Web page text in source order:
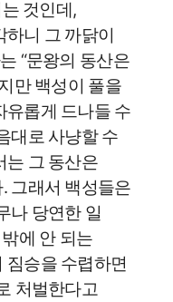
것인데,
니 그 까닭이
“문왕의 동산은
만 백성이 풀을
유롭게 드나들 수
대로 사냥할 수
는 그 동산은
그래서 백성들은
나 당연한 일
에 안 되는
짐승을 수렵하면
처벌한다고